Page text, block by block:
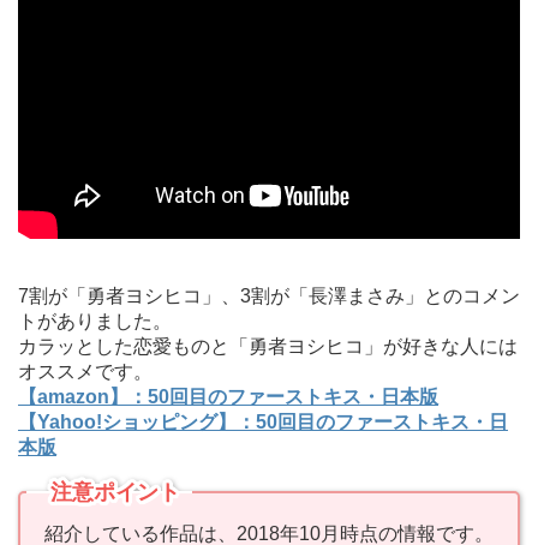
7割が「勇者ヨシヒコ」、3割が「長澤まさみ」とのコメン
トがありました。
カラッとした恋愛ものと「勇者ヨシヒコ」が好きな人には
オススメです。
【amazon】：50回目のファーストキス・日本版
【Yahoo!ショッピング】：50回目のファーストキス・日
本版
注意ポイント
紹介している作品は、2018年10月時点の情報です。